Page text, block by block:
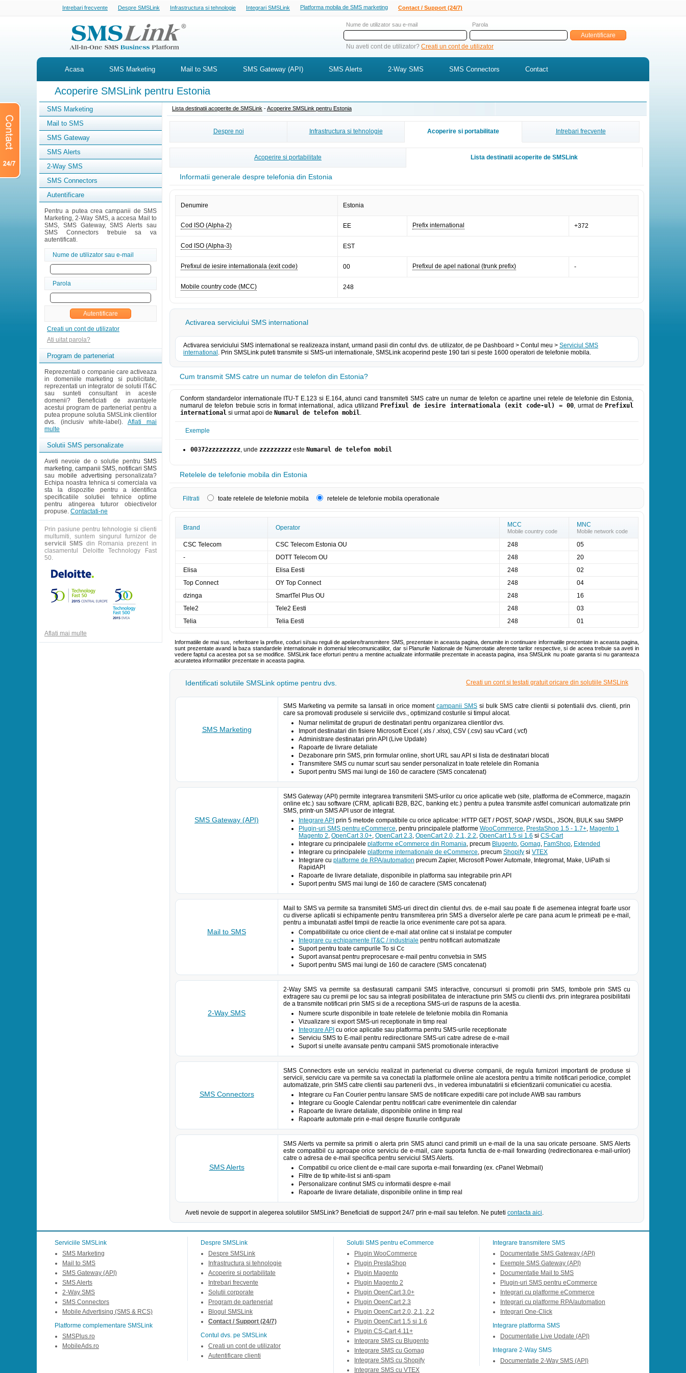
Intrebari frecvente Despre SMSLink Infrastructura si tehnologie Integrari SMSLink Platforma mobila de SMS marketing Contact / Support (24/7)
Nume de utilizator sau e-mail Parola
Nu aveti cont de utilizator? Creati un cont de utilizator
Acasa SMS Marketing Mail to SMS SMS Gateway (API) SMS Alerts 2-Way SMS SMS Connectors Contact
Acoperire SMSLink pentru Estonia
SMS Marketing
Mail to SMS
SMS Gateway
SMS Alerts
2-Way SMS
SMS Connectors
Autentificare
Pentru a putea crea campanii de SMS
Marketing, 2-Way SMS, a accesa Mail to
SMS, SMS Gateway, SMS Alerts sau
SMS Connectors trebuie sa va
autentificati.
Nume de utilizator sau e-mail
Parola
Creati un cont de utilizator
Ati uitat parola?
Program de parteneriat
Reprezentati o companie care activeaza
in domeniile marketing si publicitate,
reprezentati un integrator de solutii IT&C
sau sunteti consultant in aceste
domenii? Beneficiati de avantajele
acestui program de parteneriat pentru a
putea propune solutia SMSLink clientilor
dvs. (inclusiv white-label). Aflati mai
multe
Solutii SMS personalizate
Aveti nevoie de o solutie pentru SMS
marketing, campanii SMS, notificari SMS
saumobile advertising personalizata?
Echipa noastra tehnica si comerciala va
sta la dispozitie pentru a identifica
specificatiile solutiei tehnice optime
pentru atingerea tuturor obiectivelor
propuse. Contactati-ne
Prin pasiune pentru tehnologie si clienti
multumiti, suntem singurul furnizor de
servicii SMSdin Romania prezent in
clasamentul Deloitte Technology Fast
50.
Aflati mai multe
Lista destinatii acoperite de SMSLink -Acoperire SMSLink pentru Estonia
Despre noi Infrastructura si tehnologie Acoperire si portabilitate Intrebari frecvente
Acoperire si portabilitate Lista destinatii acoperite de SMSLink
Informatii generale despre telefonia din Estonia
Denumire Estonia
Cod ISO (Alpha-2) EE Prefix international +372
Cod ISO (Alpha-3) EST
Prefixul de iesire internationala (exit code) 00 Prefixul de apel national (trunk prefix) -
Mobile country code (MCC) 248
Activarea serviciului SMS international
Activarea serviciului SMS international se realizeaza instant, urmand pasii din contul dvs. de utilizator, de pe Dashboard > Contul meu > Serviciul SMS
international . Prin SMSLink puteti transmite si SMS-uri internationale, SMSLink acoperind peste 190 tari si peste 1600 operatori de telefonie mobila.
Cum transmit SMS catre un numar de telefon din Estonia?
Conform standardelor internationale ITU-T E.123 si E.164, atunci cand transmiteti SMS catre un numar de telefon ce apartine unei retele de telefonie din Estonia,
numarul de telefon trebuie scris in format international, adica utilizand Prefixul de iesire internationala (exit code-ul) = 00, urmat de Prefixul
international si urmat apoi de Numarul de telefon mobil.
Exemple
00372zzzzzzzzz, unde zzzzzzzzz este Numarul de telefon mobil
Retelele de telefonie mobila din Estonia
Filtrati toate retelele de telefonie mobila retelele de telefonie mobila operationale
Brand Operator MCC
Mobile country code
MNC
Mobile network code
CSC Telecom CSC Telecom Estonia OU 248
05
-
DOTT Telecom OU 248
20
Elisa
Elisa Eesti 248
02
Top Connect
OY Top Connect 248
04
dzinga
SmartTel Plus OU 248
16
Tele2
Tele2 Eesti 248
03
Telia
Telia Eesti 248 01
Informatiile de mai sus, referitoare la prefixe, coduri si/sau reguli de apelare/transmitere SMS, prezentate in aceasta pagina, denumite in continuare informatiile prezentate in aceasta pagina,
sunt prezentate avand la baza standardele internationale in domeniul telecomunicatiilor, dar si Planurile Nationale de Numerotatie aferente tarilor respective, si de aceea trebuie sa aveti in
vedere faptul ca acestea pot sa se modifice. SMSLink face eforturi pentru a mentine actualizate informatiile prezentate in aceasta pagina, insa SMSLink nu poate garanta si nu garanteaza
acuratetea informatiilor prezentate in aceasta pagina.
Identificati solutiile SMSLink optime pentru dvs. Creati un cont si testati gratuit oricare din solutiile SMSLink
SMS Marketing
SMS Marketing va permite sa lansati in orice moment campanii SMS si bulk SMS catre clientii si potentialii dvs. clienti, prin
care sa promovati produsele si serviciile dvs., optimizand costurile si timpul alocat.
Numar nelimitat de grupuri de destinatari pentru organizarea clientilor dvs.
Import destinatari din fisiere Microsoft Excel (.xls / .xlsx), CSV (.csv) sau vCard (.vcf)
Administrare destinatari prin API (Live Update)
Rapoarte de livrare detaliate
Dezabonare prin SMS, prin formular online, short URL sau API si lista de destinatari blocati
Transmitere SMS cu numar scurt sau sender personalizat in toate retelele din Romania
Suport pentru SMS mai lungi de 160 de caractere (SMS concatenat)
SMS Gateway (API)
SMS Gateway (API) permite integrarea transmiterii SMS-urilor cu orice aplicatie web (site, platforma de eCommerce, magazin
online etc.) sau software (CRM, aplicatii B2B, B2C, banking etc.) pentru a putea transmite astfel comunicari automatizate prin
SMS, printr-un SMS API usor de integrat.
Integrare API prin 5 metode compatibile cu orice aplicatoe: HTTP GET / POST, SOAP / WSDL, JSON, BULK sau SMPP
Plugin-uri SMS pentru eCommerce, pentru principalele platforme WooCommerce, PrestaShop 1.5 - 1.7+, Magento 1
Magento 2, OpenCart 3.0+, OpenCart 2.3, OpenCart 2.0, 2.1, 2.2, OpenCart 1.5 si 1.6 si CS-Cart
Integrare cu principalele platforme eCommerce din Romania, precum Blugento, Gomag, FamShop, Extended
Integrare cu principalele platforme internationale de eCommerce, precum Shopify si VTEX
Integrare cu platforme de RPA/automation precum Zapier, Microsoft Power Automate, Integromat, Make, UiPath si
RapidAPI
Rapoarte de livrare detaliate, disponibile in platforma sau integrabile prin API
Suport pentru SMS mai lungi de 160 de caractere (SMS concatenat)
Mail to SMS
Mail to SMS va permite sa transmiteti SMS-uri direct din clientul dvs. de e-mail sau poate fi de asemenea integrat foarte usor
cu diverse aplicatii si echipamente pentru transmiterea prin SMS a diverselor alerte pe care pana acum le primeati pe e-mail,
pentru a imbunatati astfel timpii de reactie la orice evenimente care pot sa apara.
Compatibilitate cu orice client de e-mail atat online cat si instalat pe computer
Integrare cu echipamente IT&C / industriale pentru notificari automatizate
Suport pentru toate campurile To si Cc
Suport avansat pentru preprocesare e-mail pentru convetsia in SMS
Suport pentru SMS mai lungi de 160 de caractere (SMS concatenat)
2-Way SMS
2-Way SMS va permite sa desfasurati campanii SMS interactive, concursuri si promotii prin SMS, tombole prin SMS cu
extragere sau cu premii pe loc sau sa integrati posibilitatea de interactiune prin SMS cu clientii dvs. prin integrarea posibilitatii
de a transmite notificari prin SMS si de a receptiona SMS-uri de raspuns de la acestia.
Numere scurte disponibile in toate retelele de telefonie mobila din Romania
Vizualizare si export SMS-uri receptionate in timp real
Integrare API cu orice aplicatie sau platforma pentru SMS-urile receptionate
Serviciu SMS to E-mail pentru redirectionare SMS-uri catre adrese de e-mail
Suport si unelte avansate pentru campanii SMS promotionale interactive
SMS Connectors
SMS Connectors este un serviciu realizat in parteneriat cu diverse companii, de regula furnizori importanti de produse si
servicii, serviciu care va permite sa va conectati la platformele online ale acestora pentru a trimite notificari periodice, complet
automatizate, prin SMS catre clientii sau partenerii dvs., in vederea imbunatatirii si eficientizarii comunicatiei cu acestia.
Integrare cu Fan Courier pentru lansare SMS de notificare expeditii care pot include AWB sau ramburs
Integrare cu Google Calendar pentru notificari catre evenimentele din calendar
Rapoarte de livrare detaliate, disponibile online in timp real
Rapoarte automate prin e-mail despre fluxurile configurate
SMS Alerts
SMS Alerts va permite sa primiti o alerta prin SMS atunci cand primiti un e-mail de la una sau oricate persoane. SMS Alerts
este compatibil cu aproape orice serviciu de e-mail, care suporta functia de e-mail forwarding (redirectionarea e-mail-urilor)
catre o adresa de e-mail specifica pentru serviciul SMS Alerts.
Compatibil cu orice client de e-mail care suporta e-mail forwarding (ex. cPanel Webmail)
Filtre de tip white-list si anti-spam
Personalizare continut SMS cu informatii despre e-mail
Rapoarte de livrare detaliate, disponibile online in timp real
Aveti nevoie de support in alegerea solutiilor SMSLink? Beneficiati de support 24/7 prin e-mail sau telefon. Ne puteti contacta aici.
Serviciile SMSLink
SMS Marketing
Mail to SMS
SMS Gateway (API)
SMS Alerts
2-Way SMS
SMS Connectors
Mobile Advertising (SMS & RCS)
Platforme complementare SMSLink
SMSPlus.ro
MobileAds.ro
Despre SMSLink
Despre SMSLink
Infrastructura si tehnologie
Acoperire si portabilitate
Intrebari frecvente
Solutii corporate
Program de parteneriat
Blogul SMSLink
Contact / Support (24/7)
Contul dvs. pe SMSLink
Creati un cont de utilizator
Autentificare clienti
Solutii SMS pentru eCommerce
Plugin WooCommerce
Plugin PrestaShop
Plugin Magento
Plugin Magento 2
Plugin OpenCart 3.0+
Plugin OpenCart 2.3
Plugin OpenCart 2.0, 2.1, 2.2
Plugin OpenCart 1.5 si 1.6
Plugin CS-Cart 4.11+
Integrare SMS cu Blugento
Integrare SMS cu Gomag
Integrare SMS cu Shopify
Integrare SMS cu VTEX
Integrare transmitere SMS
Documentatie SMS Gateway (API)
Exemple SMS Gateway (API)
Documentatie Mail to SMS
Plugin-uri SMS pentru eCommerce
Integrari cu platforme eCommerce
Integrari cu platforme RPA/automation
Integrari One-Click
Integrare platforma SMS
Documentatie Live Update (API)
Integrare 2-Way SMS
Documentatie 2-Way SMS (API)